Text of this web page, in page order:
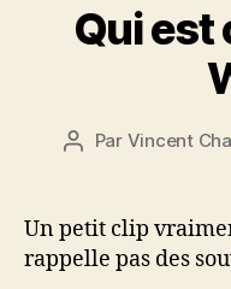
Qui est
Auteur
Par Vincent
Un petit clip
rappelle pas des